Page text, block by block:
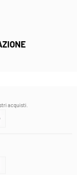
acquisti.